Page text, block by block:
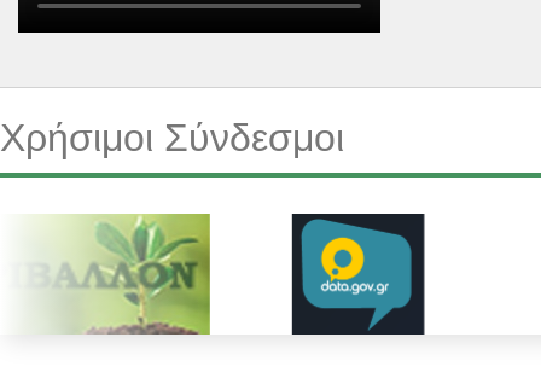
Χρήσιμοι Σύνδεσμοι